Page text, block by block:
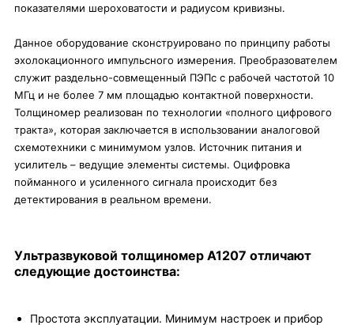
показателями шероховатости и радиусом кривизны.
Данное оборудование сконструировано по принципу работы
эхолокационного импульсного измерения. Преобразователем
служит раздельно-совмещенный ПЭПс с рабочей частотой 10
МГц и не более 7 мм площадью контактной поверхности.
Толщиномер реализован по технологии «полного цифрового
тракта», которая заключается в использовании аналоговой
схемотехники с минимумом узлов. Источник питания и
усилитель – ведущие элементы системы. Оцифровка
пойманного и усиленного сигнала происходит без
детектирования в реальном времени.
Ультразвуковой толщиномер А1207 отличают
следующие достоинства:
Простота эксплуатации. Минимум настроек и прибор